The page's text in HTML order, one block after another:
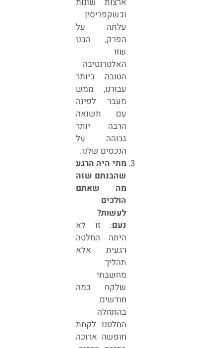
וכשקפריסין
עלתה על
הפרק, הבנו
שזו
האלטרנטיבה
הטובה ביותר
עבורנו, ממש
מעבר לפינה
עם תשואה
הרבה יותר
גבוהה על
הנכסים שלנו.
מתי היה הרגע
שהבנתם שזה
מה שאתם
הולכים
לעשות?
נעם: זו לא
היתה החלטה
רגעית אלא
תהליך
מחשבתי
שלקח כמה
חודשים.
בהתחלה
החלטנו לקחת
חופשה ארוכה